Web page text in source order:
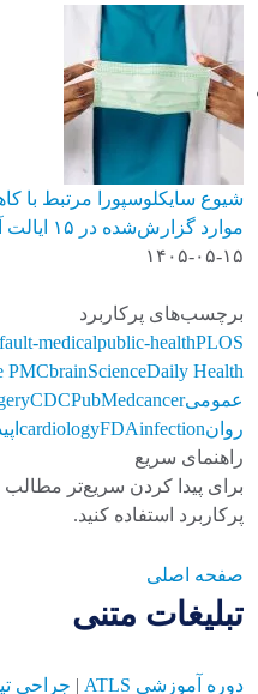
موارد گزارش‌شده در ۱۵ ایالت آمریکا
۱۴۰۵-۰۵-۱۵
برچسب‌های پرکاربرد
medicalpublic-healthPLOS
PMCbrainScienceDaily Health
عمومی
CDCPubMedcancer
روان
cardiologyFDAinfection
راهنمای سریع
برای پیدا کردن سریع‌تر
پرکاربرد استفاده کنید.
صفحه اصلی
تبلیغات متنی
دوره آموزشی ATLS | جراحی